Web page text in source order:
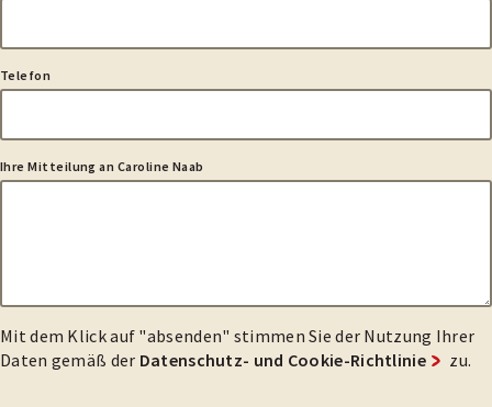
Telefon
Ihre Mitteilung an Caroline Naab
Mit dem Klick auf "absenden" stimmen Sie der Nutzung Ihrer
Daten gemäß der Datenschutz- und Cookie-Richtlinie zu.